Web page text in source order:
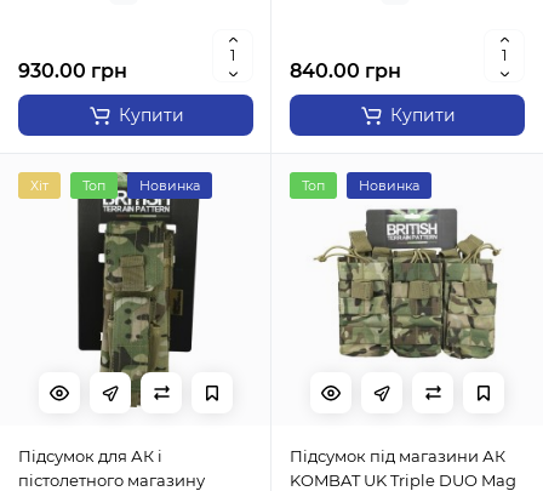
930.00 грн
Купити
840.00 грн
Купити
Хіт Топ Новинка
Підсумок для АК і
пістолетного магазину
Топ Новинка
Підсумок під магазини АК
KOMBAT UK Triple DUO Mag